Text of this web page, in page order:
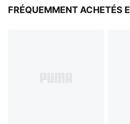
FRÉQUEMMENT ACHETÉS